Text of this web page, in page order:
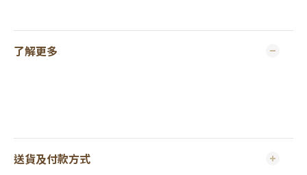
了解更多
送貨及付款方式